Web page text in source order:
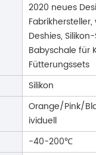
2020 neues
Deshies,
Babyschale für
Fütterungssets
Silikon
Orange/Pink/
ividuell
-40-200℃